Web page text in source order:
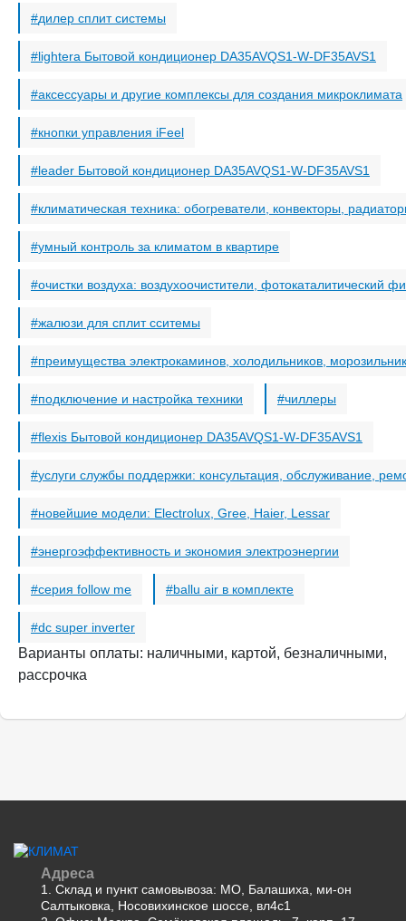
дилер сплит системы
lightera Бытовой кондиционер DA35AVQS1-W-DF35AVS1
аксессуары и другие комплексы для создания микроклимата
кнопки управления iFeel
leader Бытовой кондиционер DA35AVQS1-W-DF35AVS1
климатическая техника: обогреватели, конвекторы,
умный контроль за климатом в квартире
очистки воздуха: воздухоочистители, фотокаталитический
жалюзи для сплит сситемы
преимущества электрокаминов, холодильников,
подключение и настройка техники чиллеры
flexis Бытовой кондиционер DA35AVQS1-W-DF35AVS1
услуги службы поддержки: консультация, обслуживание,
новейшие модели: Electrolux, Gree, Haier, Lessar
энергоэффективность и экономия электроэнергии
серия follow me ballu air в комплекте
dc super inverter
Варианты оплаты: наличными, картой, безналичными,
рассрочка
Адреса
1. Склад и пункт самовывоза: МО, Балашиха, ми-он
Салтыковка, Носовихинское шоссе, вл4с1